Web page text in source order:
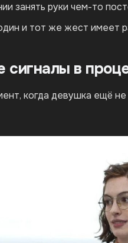
занять руки чем-то
и тот же жест имеет
сигналы в
когда девушка ещё